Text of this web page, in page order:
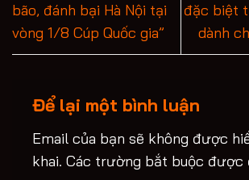
bão, đánh bại Hà Nội tại
vòng 1/8 Cúp Quốc gia”
đặc biệt
dành
Để lại một bình luận
Email của bạn sẽ không được
khai. Các trường bắt buộc được